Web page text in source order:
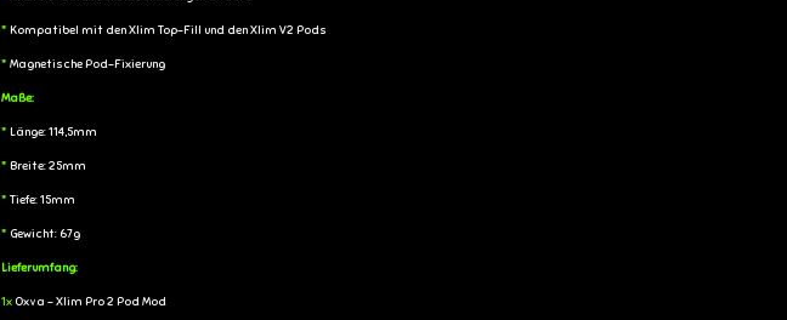
* Kompatibel mit den Xlim Top-Fill und den Xlim V2 Pods
* Magnetische Pod-Fixierung
Maße:
* Länge: 114,5mm
* Breite: 25mm
* Tiefe: 15mm
* Gewicht: 67g
Lieferumfang:
1x Oxva - Xlim Pro 2 Pod Mod